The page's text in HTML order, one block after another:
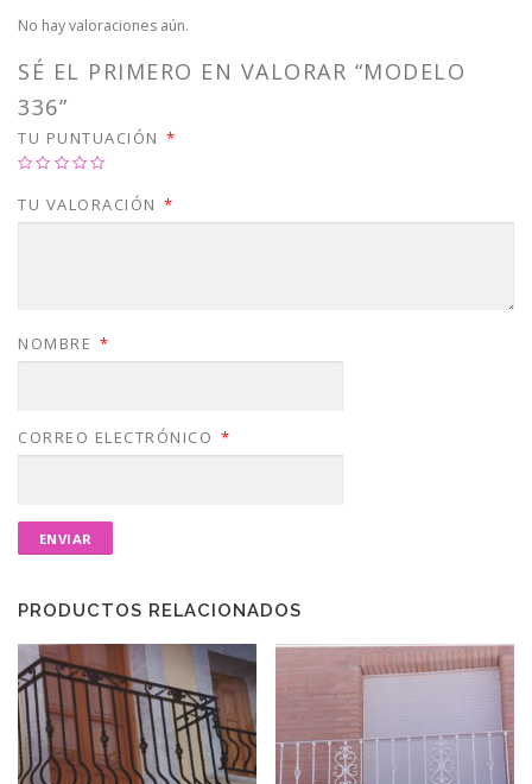
No hay valoraciones aún.
SÉ EL PRIMERO EN VALORAR “MODELO
336”
TU PUNTUACIÓN *
TU VALORACIÓN *
NOMBRE *
CORREO ELECTRÓNICO *
PRODUCTOS RELACIONADOS